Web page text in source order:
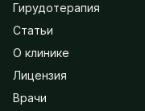
Гирудотерапия
Статьи
О клинике
Лицензия
Врачи